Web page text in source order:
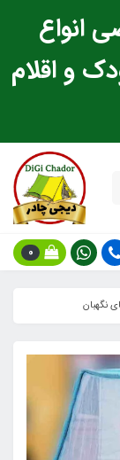
انواع
و اقلام
0
نگهبان